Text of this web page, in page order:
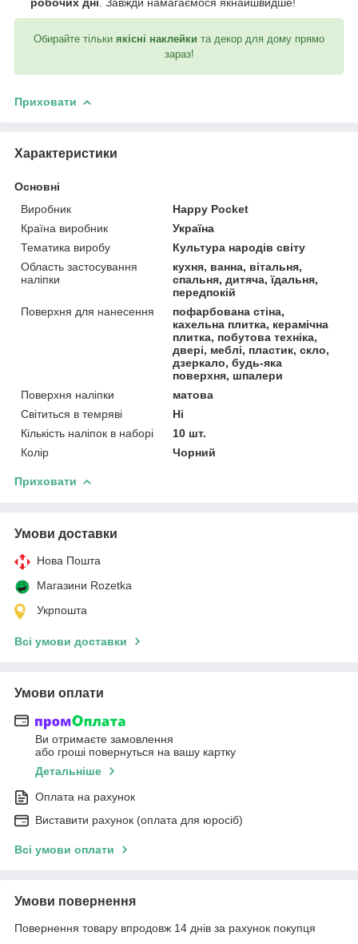
Обирайте тільки якісні наклейки та декор для дому прямо
зараз!
Приховати
Характеристики
Основні
Виробник
Happy Pocket
Країна виробник
Україна
Тематика виробу
Культура народів світу
Область застосування
наліпки
кухня, ванна, вітальня,
спальня, дитяча, їдальня,
передпокій
Поверхня для нанесення
пофарбована стіна,
кахельна плитка, керамічна
плитка, побутова техніка,
двері, меблі, пластик, скло,
дзеркало, будь-яка
поверхня, шпалери
Поверхня наліпки
матова
Світиться в темряві
Ні
Кількість наліпок в наборі
10 шт.
Колір
Чорний
Приховати
Умови доставки
Нова Пошта
Магазини Rozetka
Укрпошта
Всі умови доставки
Умови оплати
Ви отримаєте замовлення
або гроші повернуться на вашу картку
Детальніше
Оплата на рахунок
Виставити рахунок (оплата для юросіб)
Всі умови оплати
Умови повернення
Повернення товару впродовж 14 днів за рахунок покупця